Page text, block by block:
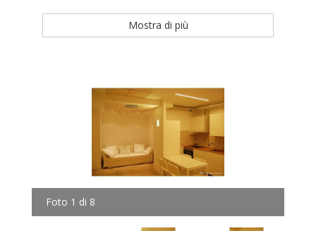
Mostra di più
Foto 1 di 8